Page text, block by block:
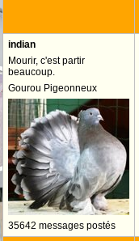
indian
Mourir, c'est partir
beaucoup.
Gourou Pigeonneux
35642 messages postés